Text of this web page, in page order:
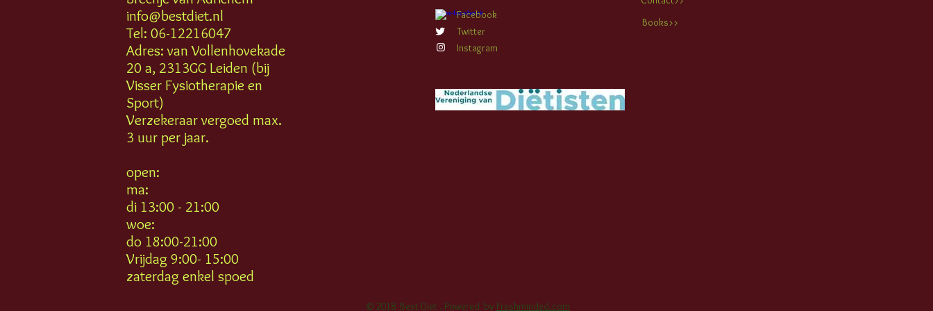
info@bestdiet.nl
Tel: 06-12216047
Adres: van Vollenhovekade
20 a, 2313GG Leiden (bij
Visser Fysiotherapie en
Sport)
Verzekeraar vergoed max.
3 uur per jaar.
open:
ma:
di 13:00 - 21:00
woe:
do 18:00-21:00
Vrijdag 9:00- 15:00
zaterdag enkel spoed
Facebook
Twitter
Instagram
Books>>
© 2018 Best Diet . Powered by Freshminded.com